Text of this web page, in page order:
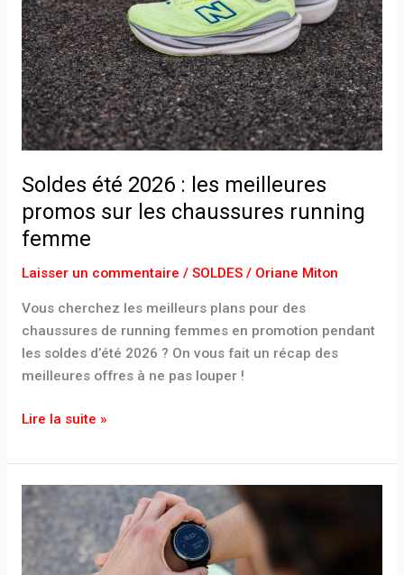
Soldes été 2026 : les meilleures
promos sur les chaussures running
femme
Laisser un commentaire / SOLDES/ Oriane Miton
Vous cherchez les meilleurs plans pour des
chaussures de running femmes en promotion pendant
les soldes d’été 2026 ? On vous fait un récap des
meilleures offres à ne pas louper !
les
meilleures
promos
sur
les
chaussures
running
Lire la suite »
Montre
running
GPS
: